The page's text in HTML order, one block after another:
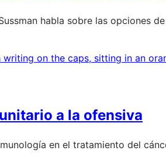
habla sobre las opciones
a la ofensiva
en el tratamiento del